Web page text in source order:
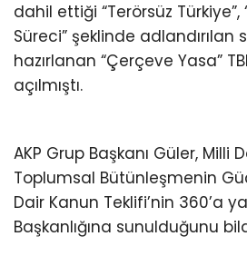
dahil ettiği “Terörsüz Türkiye”,
Süreci” şeklinde adlandırılan
hazırlanan “Çerçeve Yasa”
açılmıştı.
AKP Grup Başkanı Güler, Milli
Toplumsal Bütünleşmenin
Dair Kanun Teklifi’nin 360’a
Başkanlığına sunulduğunu